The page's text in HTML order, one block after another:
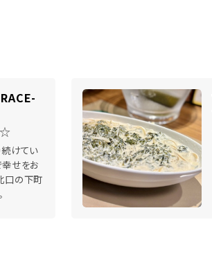
☆
けてい
せをお
の下町